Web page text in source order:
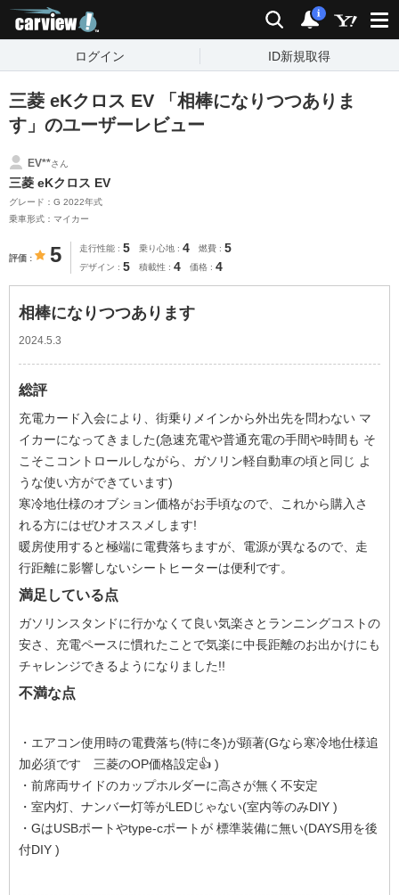
検索 通知
i
ログイン ID新規取得
三菱 eKクロス EV 「相棒になりつつありま
す」のユーザーレビュー
EV**さん
三菱 eKクロス EV
グレード：G 2022年式
乗車形式：マイカー
評価 5 走行性能 5 乗り心地 4 燃費 5
デザイン 5 積載性 4 価格 4
相棒になりつつあります
2024.5.3
総評
充電カード入会により、街乗りメインから外出先を問わない マ
イカーになってきました(急速充電や普通充電の手間や時間も そ
こそこコントロールしながら、ガソリン軽自動車の頃と同じ よ
うな使い方ができています)
寒冷地仕様のオブション価格がお手頃なので、これから購入さ
れる方にはぜひオススメします!
暖房使用すると極端に電費落ちますが、電源が異なるので、走
行距離に影響しないシートヒーターは便利です。
満足している点
ガソリンスタンドに行かなくて良い気楽さとランニングコストの
安さ、充電ペースに慣れたことで気楽に中長距離のお出かけにも
チャレンジできるようになりました!!
不満な点
・エアコン使用時の電費落ち(特に冬)が顕著(Gなら寒冷地仕様追
加必須です 三菱のOP価格設定👍️ )
・前席両サイドのカップホルダーに高さが無く不安定
・室内灯、ナンバー灯等がLEDじゃない(室内等のみDIY )
・GはUSBポートやtype-cポートが 標準装備に無い(DAYS用を後
付DIY )